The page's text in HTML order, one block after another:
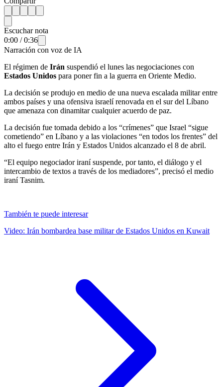
Escuchar nota
0:00 /0:36
Narración con voz de IA
El régimen de Irán suspendió el lunes las negociaciones con
Estados Unidos para poner fin a la guerra en Oriente Medio.
La decisión se produjo en medio de una nueva escalada militar entre
ambos países y una ofensiva israelí renovada en el sur del Líbano
que amenaza con dinamitar cualquier acuerdo de paz.
La decisión fue tomada debido a los “crímenes” que Israel “sigue
cometiendo” en Líbano y a las violaciones “en todos los frentes” del
alto el fuego entre Irán y Estados Unidos alcanzado el 8 de abril.
“El equipo negociador iraní suspende, por tanto, el diálogo y el
intercambio de textos a través de los mediadores”, precisó el medio
iraní Tasnim.
También te puede interesar
Video: Irán bombardea base militar de Estados Unidos en Kuwait